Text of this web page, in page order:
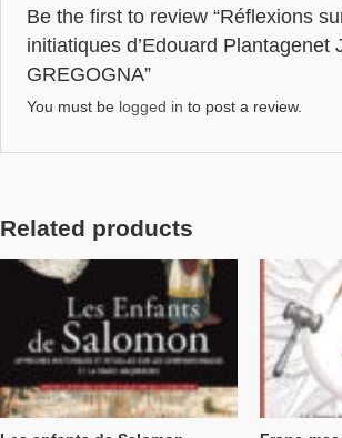
Be the first to review “Réflexions
initiatiques d’Edouard Plantagenet
GREGOGNA”
You must be logged in to post a review.
Related products